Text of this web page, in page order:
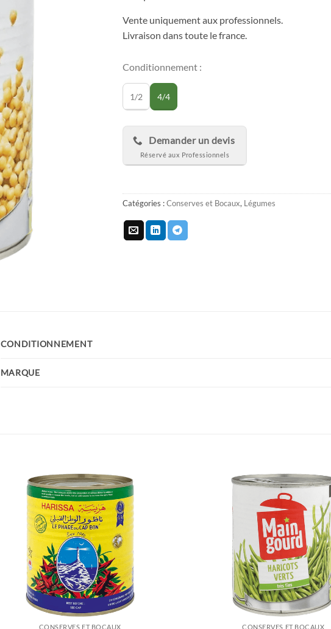
Vente uniquement aux professionnels.
Livraison dans toute le france.
Conditionnement :
1/2 4/4
Demander un devis
Catégories :Conserves et Bocaux, Légumes
CONDITIONNEMENT
MARQUE
CONSERVES ET BOCAUX CONSERVES ET BOCAUX